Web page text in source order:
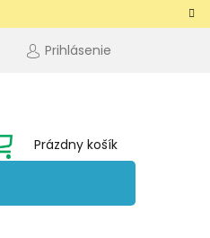
Prihlásenie
NÁKUPNÝ
KOŠÍK
Prázdny košík